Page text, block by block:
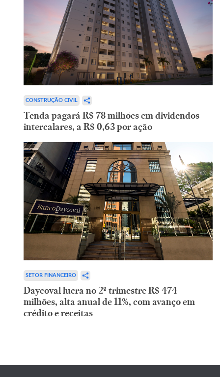
CONSTRUÇÃO CIVIL
Tenda pagará R$ 78 milhões em dividendos
intercalares, a R$ 0,63 por ação
SETOR FINANCEIRO
Daycoval lucra no 2º trimestre R$ 474
milhões, alta anual de 11%, com avanço em
crédito e receitas